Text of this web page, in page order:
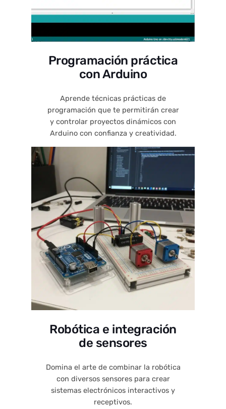
Programación práctica
con Arduino
Aprende técnicas prácticas de
programación que te permitirán crear
y controlar proyectos dinámicos con
Arduino con confianza y creatividad.
Robótica e integración
de sensores
Domina el arte de combinar la robótica
con diversos sensores para crear
sistemas electrónicos interactivos y
receptivos.